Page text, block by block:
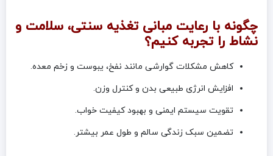
چگونه با رعایت مبانی تغذیه سنتی، سلامت و
نشاط را تجربه کنیم؟
کاهش مشکلات گوارشی مانند نفخ، یبوست و زخم معده.
افزایش انرژی طبیعی بدن و کنترل وزن.
تقویت سیستم ایمنی و بهبود کیفیت خواب.
تضمین سبک زندگی سالم و طول عمر بیشتر.